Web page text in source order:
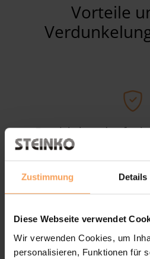
Zustimmung Details
Diese Webseite verwendet
Wir verwenden Cookies, um
personalisieren, Funktionen für
Vorteile
Entwickelt und
Maßgefertigt für